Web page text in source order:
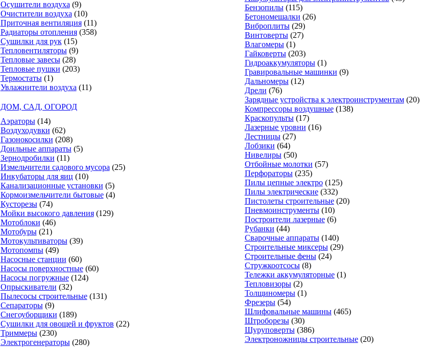
Осушители воздуха (9)
Очистители воздуха (10)
Приточная вентиляция (11)
Радиаторы отопления (358)
Сушилки для рук (15)
Тепловентиляторы (9)
Тепловые завесы (28)
Тепловые пушки (203)
Термостаты (1)
Увлажнители воздуха (11)
ДОМ, САД, ОГОРОД
Аэраторы (14)
Воздуходувки (62)
Газонокосилки (208)
Доильные аппараты (5)
Зернодробилки (11)
Измельчители садового мусора (25)
Инкубаторы для яиц (10)
Канализационные установки (5)
Кормоизмельчители бытовые (4)
Кусторезы (74)
Мойки высокого давления (129)
Мотоблоки (46)
Мотобуры (21)
Мотокультиваторы (39)
Мотопомпы (49)
Насосные станции (60)
Насосы поверхностные (60)
Насосы погружные (124)
Опрыскиватели (32)
Пылесосы строительные (131)
Сепараторы (9)
Снегоуборщики (189)
Сушилки для овощей и фруктов (22)
Триммеры (230)
Электрогенераторы (280)
Бензопилы (115)
Бетономешалки (26)
Виброплиты (29)
Винтоверты (27)
Влагомеры (1)
Гайковерты (203)
Гидроаккумуляторы (1)
Гравировальные машинки (9)
Дальномеры (12)
Дрели (76)
Зарядные устройства к электроинструментам (20)
Компрессоры воздушные (138)
Краскопульты (17)
Лазерные уровни (16)
Лестницы (27)
Лобзики (64)
Нивелиры (50)
Отбойные молотки (57)
Перфораторы (235)
Пилы цепные электро (125)
Пилы электрические (332)
Пистолеты строительные (20)
Пневмоинструменты (10)
Построители лазерные (6)
Рубанки (44)
Сварочные аппараты (140)
Строительные миксеры (29)
Строительные фены (24)
Стружкоотсосы (8)
Тележки аккумуляторные (1)
Тепловизоры (2)
Толщиномеры (1)
Фрезеры (54)
Шлифовальные машины (465)
Штроборезы (30)
Шуруповерты (386)
Электроножницы строительные (20)